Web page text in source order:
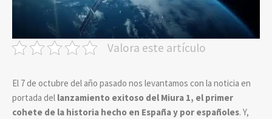
Valora este artículo
El 7 de octubre del año pasado nos levantamos con la noticia en
portada del lanzamiento exitoso del Miura 1, el primer
cohete de la historia hecho en España y por españoles. Y,